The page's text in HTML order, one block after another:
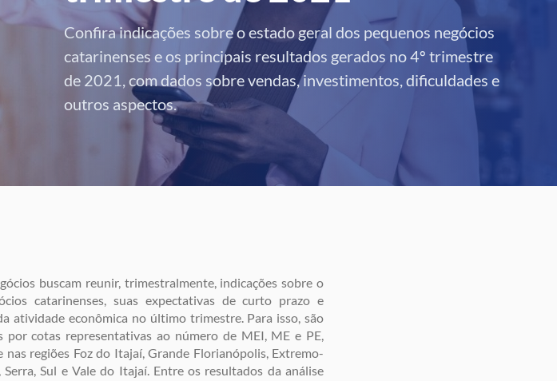
Confira indicações sobre o estado geral dos pequenos negócios
catarinenses e os principais resultados gerados no 4º trimestre
de 2021, com dados sobre vendas, investimentos, dificuldades e
outros aspectos.
buscam reunir, trimestralmente, indicações sobre o
catarinenses, suas expectativas de curto prazo e
atividade econômica no último trimestre. Para isso, são
por cotas representativas ao número de MEI, ME e PE,
regiões Foz do Itajaí, Grande Florianópolis, Extremo-
Sul e Vale do Itajaí. Entre os resultados da análise